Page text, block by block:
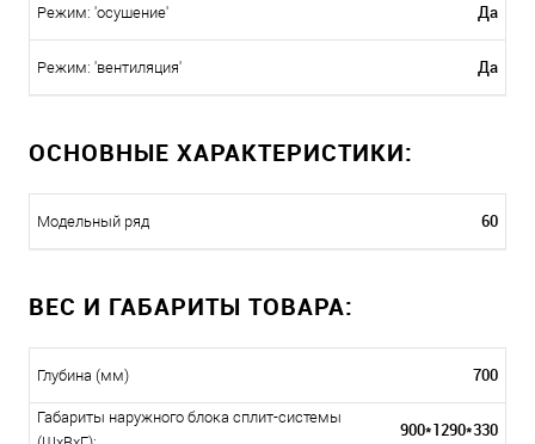
Режим: 'осушение' Да
Режим: 'вентиляция' Да
ОСНОВНЫЕ ХАРАКТЕРИСТИКИ:
Модельный ряд 60
ВЕС И ГАБАРИТЫ ТОВАРА:
Глубина (мм) 700
Габариты наружного блока сплит-системы
900*1290*330